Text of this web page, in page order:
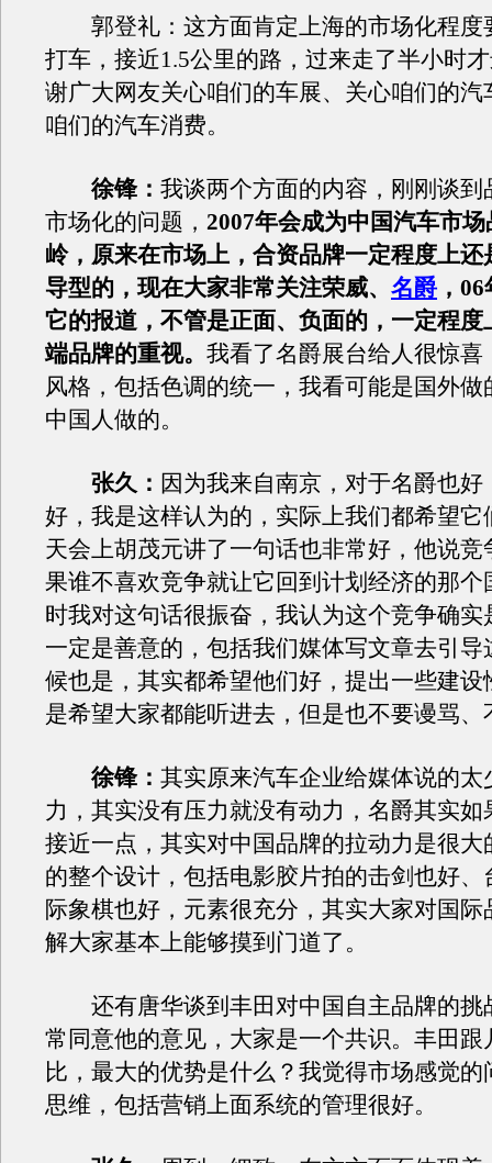
郭登礼：这方面肯定上海的市场化程度
打车，接近1.5公里的路，过来走了半小时
谢广大网友关心咱们的车展、关心咱们的汽
咱们的汽车消费。
徐锋： 我谈两个方面的内容，刚刚谈到
市场化的问题， 2007年会成为中国汽车市
岭，原来在市场上，合资品牌一定程度上还
导型的，现在大家非常关注荣威、 名爵 ，
它的报道，不管是正面、负面的，一定程度
端品牌的重视。 我看了名爵展台给人很惊喜
风格，包括色调的统一，我看可能是国外做
中国人做的。
张久： 因为我来自南京，对于名爵也好
好，我是这样认为的，实际上我们都希望它
天会上胡茂元讲了一句话也非常好，他说竞
果谁不喜欢竞争就让它回到计划经济的那个
时我对这句话很振奋，我认为这个竞争确实
一定是善意的，包括我们媒体写文章去引导
候也是，其实都希望他们好，提出一些建设
是希望大家都能听进去，但是也不要谩骂、
徐锋： 其实原来汽车企业给媒体说的太
力，其实没有压力就没有动力，名爵其实如
接近一点，其实对中国品牌的拉动力是很大
的整个设计，包括电影胶片拍的击剑也好、
际象棋也好，元素很充分，其实大家对国际
解大家基本上能够摸到门道了。
还有唐华谈到丰田对中国自主品牌的挑
常同意他的意见，大家是一个共识。丰田跟
比，最大的优势是什么？我觉得市场感觉的
思维，包括营销上面系统的管理很好。